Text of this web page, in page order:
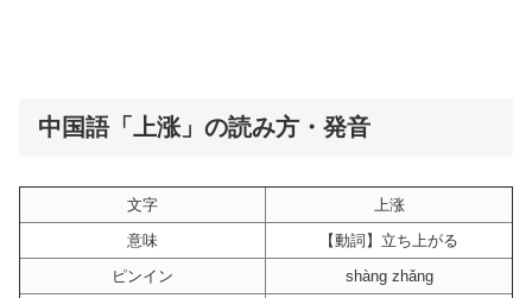
中国語「上涨」の読み方・発音
文字
上涨
意味
【動詞】立ち上がる
ピンイン
shàng zhǎng